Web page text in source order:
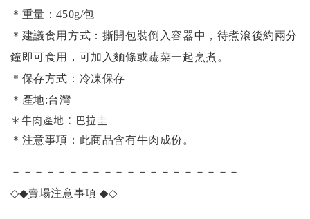
＊重量：450g/包
＊建議食用方式：撕開包裝倒入容器中，待煮滾後約兩分
鐘即可食用，可加入麵條或蔬菜一起烹煮。
＊保存方式：冷凍保存
＊產地:台灣
＊牛肉產地：巴拉圭
＊注意事項：此商品含有牛肉成份。
－－－－－－－－－－－－－－－－－－－－
◇◆賣場注意事項◆◇